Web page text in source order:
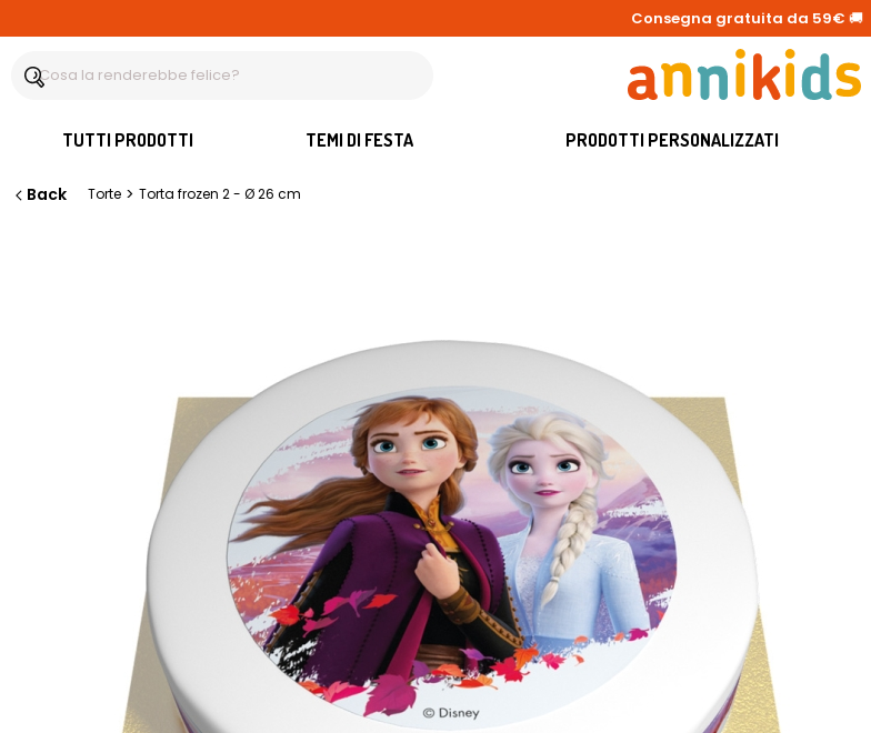
Consegna gratuita da 59€ 🚚
TUTTI PRODOTTI TEMI DI FESTA PRODOTTI PERSONALIZZATI
Back Torte > Torta frozen 2 - Ø 26 cm